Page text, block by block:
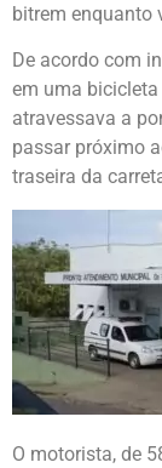
bitrem enquanto
De acordo com
em uma
atravessava a
passar próximo
traseira da
O motorista, de